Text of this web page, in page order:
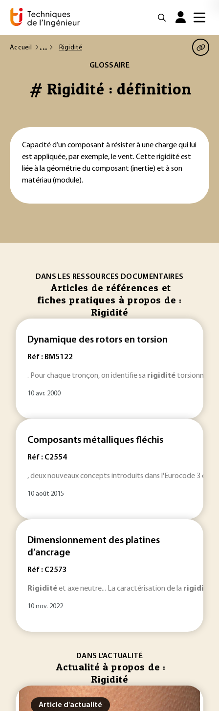
Accueil Rigidité
GLOSSAIRE
# Rigidité : définition
Capacité d’un composant à résister à une charge qui lui
est appliquée, par exemple, le vent. Cette rigidité est
liée à la géométrie du composant (inertie) et à son
matériau (module).
DANS LES RESSOURCES DOCUMENTAIRES
Articles de références et
fiches pratiques à propos de :
Rigidité
Dynamique des rotors en torsion
Réf : BM5122
. Pour chaque tronçon, on identifie sa rigidité torsionnelle
10 avr. 2000
Composants métalliques fléchis
Réf : C2554
, deux nouveaux concepts introduits dans l'Eurocode 3 et
10 août 2015
Dimensionnement des platines
d’ancrage
Réf : C2573
Rigiditéet axe neutre... La caractérisation de la rigidité
10 nov. 2022
DANS L'ACTUALITÉ
Actualité à propos de :
Rigidité
Article d'actualité